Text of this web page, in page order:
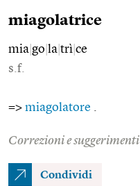
miagolatrice
mia go la trì ce
s.f.
=> miagolatore
Correzioni e suggerimenti
Condividi